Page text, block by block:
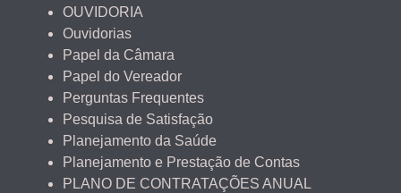
OUVIDORIA
Ouvidorias
Papel da Câmara
Papel do Vereador
Perguntas Frequentes
Pesquisa de Satisfação
Planejamento da Saúde
Planejamento e Prestação de Contas
PLANO DE CONTRATAÇÕES ANUAL